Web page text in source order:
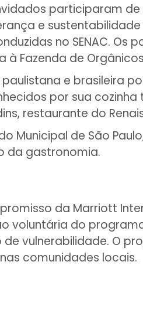
participaram
e
no SENAC.
Fazenda de
e brasileira
por sua
restaurante do
Municipal de São
da gastronomia.
da Marriott
do
vulnerabilidade. O
comunidades locais.